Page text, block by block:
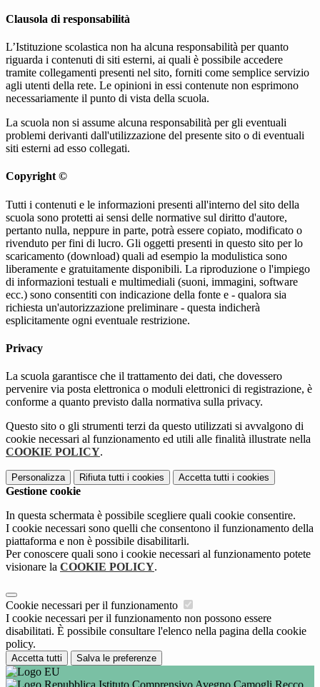
Clausola di responsabilità
L’Istituzione scolastica non ha alcuna responsabilità per quanto
riguarda i contenuti di siti esterni, ai quali è possibile accedere
tramite collegamenti presenti nel sito, forniti come semplice servizio
agli utenti della rete. Le opinioni in essi contenute non esprimono
necessariamente il punto di vista della scuola.
La scuola non si assume alcuna responsabilità per gli eventuali
problemi derivanti dall'utilizzazione del presente sito o di eventuali
siti esterni ad esso collegati.
Copyright ©
Tutti i contenuti e le informazioni presenti all'interno del sito della
scuola sono protetti ai sensi delle normative sul diritto d'autore,
pertanto nulla, neppure in parte, potrà essere copiato, modificato o
rivenduto per fini di lucro. Gli oggetti presenti in questo sito per lo
scaricamento (download) quali ad esempio la modulistica sono
liberamente e gratuitamente disponibili. La riproduzione o l'impiego
di informazioni testuali e multimediali (suoni, immagini, software
ecc.) sono consentiti con indicazione della fonte e - qualora sia
richiesta un'autorizzazione preliminare - questa indicherà
esplicitamente ogni eventuale restrizione.
Privacy
La scuola garantisce che il trattamento dei dati, che dovessero
pervenire via posta elettronica o moduli elettronici di registrazione, è
conforme a quanto previsto dalla normativa sulla privacy.
Questo sito o gli strumenti terzi da questo utilizzati si avvalgono di
cookie necessari al funzionamento ed utili alle finalità illustrate nella
COOKIE POLICY.
Personalizza Rifiuta tutti i cookies Accetta tutti i cookies
Gestione cookie
In questa schermata è possibile scegliere quali cookie consentire.
I cookie necessari sono quelli che consentono il funzionamento della
piattaforma e non è possibile disabilitarli.
Per conoscere quali sono i cookie necessari al funzionamento potete
visionare la COOKIE POLICY.
Cookie necessari per il funzionamento
I cookie necessari per il funzionamento non possono essere
disabilitati. È possibile consultare l'elenco nella pagina della cookie
policy.
Accetta tutti Salva le preferenze